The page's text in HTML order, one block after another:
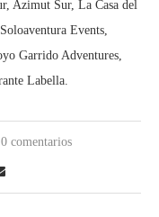
Azimut Sur, La Casa del
Events,
Garrido Adventures,
Labella.
0 comentarios